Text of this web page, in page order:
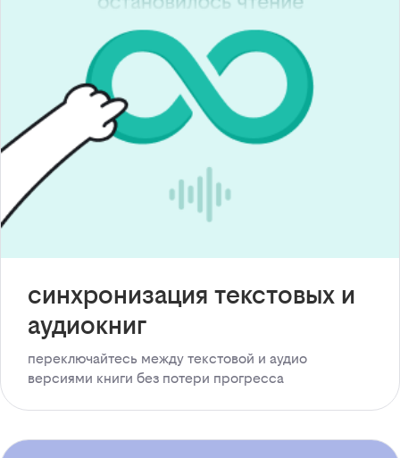
синхронизация текстовых и
аудиокниг
переключайтесь между текстовой и аудио
версиями книги без потери прогресса